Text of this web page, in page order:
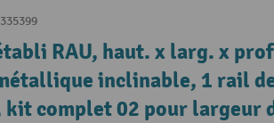
335399
RAU, haut. x larg. x
inclinable, 1 rail
complet 02 pour largeur